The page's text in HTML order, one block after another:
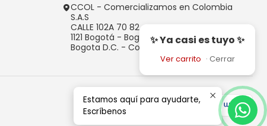
✨ Ya casi es tuyo ✨
Ver carrito · Cerrar
CCOL - Comercializamos en Colombia
S.A.S
CALLE 102A 70 82
1121 Bogotá - Bogotá D.C.
Bogota D.C. - Colombia
Estamos aquí para ayudarte,
Escríbenos